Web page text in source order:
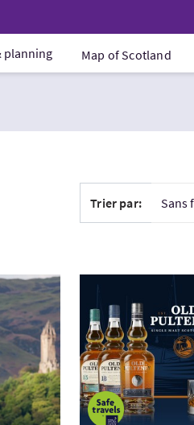
planning Map of Scotland
Trier par:
Lago Lomond con Edina
Visitez:NC500